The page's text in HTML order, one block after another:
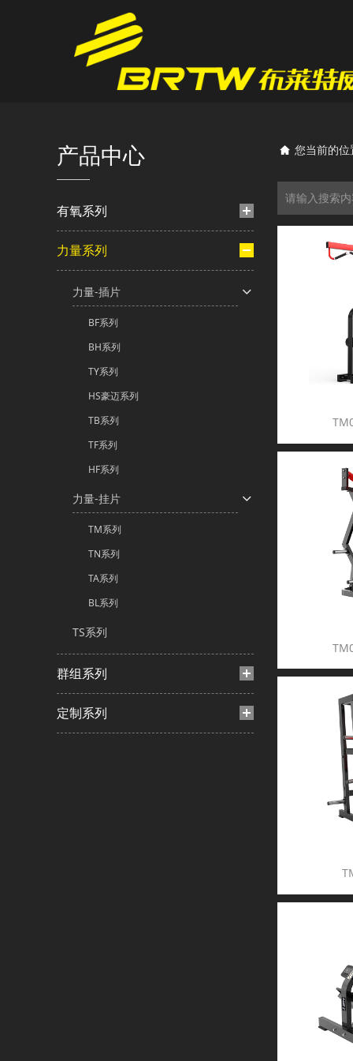
产品中心
有氧系列
力量系列
力量-插片
BF系列
BH系列
TY系列
HS豪迈系列
TB系列
TF系列
HF系列
力量-挂片
TM系列
TN系列
TA系列
BL系列
TS系列
群组系列
定制系列
您当前的